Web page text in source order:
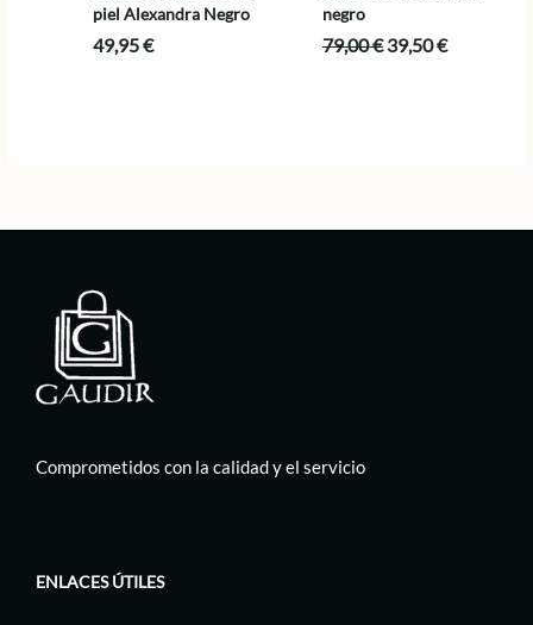
piel Alexandra Negro
49,95€
negro
79,00€ El
39,50€El
Comprometidos con la calidad y el servicio
ENLACES ÚTILES